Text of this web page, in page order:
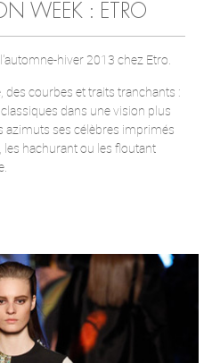
WEEK : ETRO
hiver 2013 chez Etro.
courbes et traits tranchants :
dans une vision plus
ses célèbres imprimés
les hachurant ou les floutant